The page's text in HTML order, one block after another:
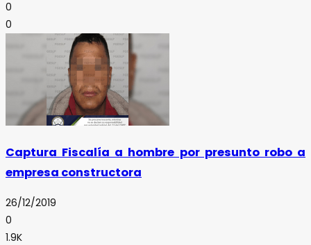
0
0
Captura Fiscalía a hombre por presunto robo a
empresa constructora
26/12/2019
0
1.9K